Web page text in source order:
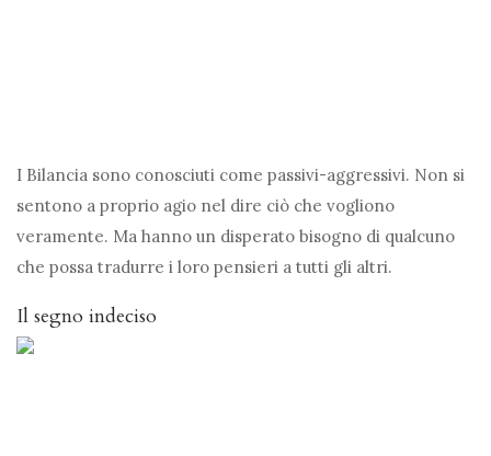
I Bilancia sono conosciuti come passivi-aggressivi. Non si
sentono a proprio agio nel dire ciò che vogliono
veramente. Ma hanno un disperato bisogno di qualcuno
che possa tradurre i loro pensieri a tutti gli altri.
Il segno indeciso